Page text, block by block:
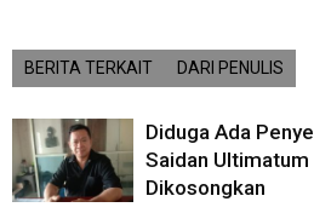
BERITA TERKAIT DARI PENULIS
Diduga Ada
Saidan
Dikosongkan